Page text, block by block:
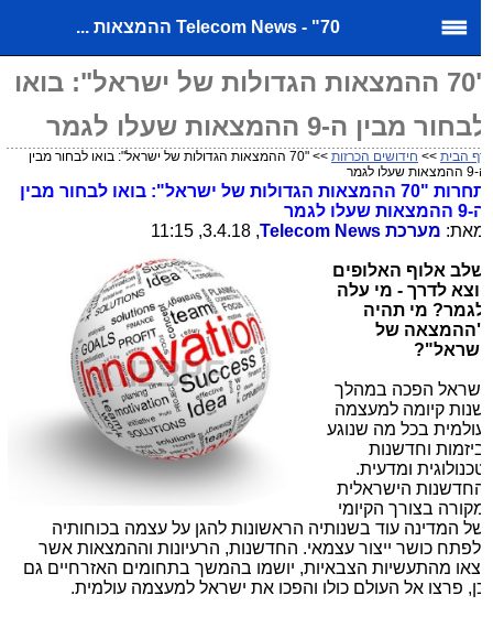
Telecom News - "70 ההמצאות ...
"70 ההמצאות הגדולות של ישראל": בואו
מבין ה-9 ההמצאות שעלו לגמר
הבית>>חידושים הכרזות
>> "70 ההמצאות הגדולות של ישראל": בואו לבחור מבין
תחרות "70 ההמצאות הגדולות של ישראל": בואו לבחור מבין
שעלו לגמר
מערכתTelecom News
, 3.4.18, 11:15
אלוף האלופים
לדרך - מי עלה
מי תהיה
של
הפכה במהלך
קיומה למעצמה
בכל מה שנוגע
וחדשנות
ומדעית.
הישראלית
בצורך הקיומי
המדינה עוד בשנותיה הראשונות להגן על עצמה בכוחותיה
כושר ייצור עצמאי. החדשנות, הרעיונות וההמצאות אשר
מהתעשיות הצבאיות, יושמו בהמשך בתחומים האזרחיים גם
פרצו אל העולם כולו והפכו את ישראל למעצמה עולמית.